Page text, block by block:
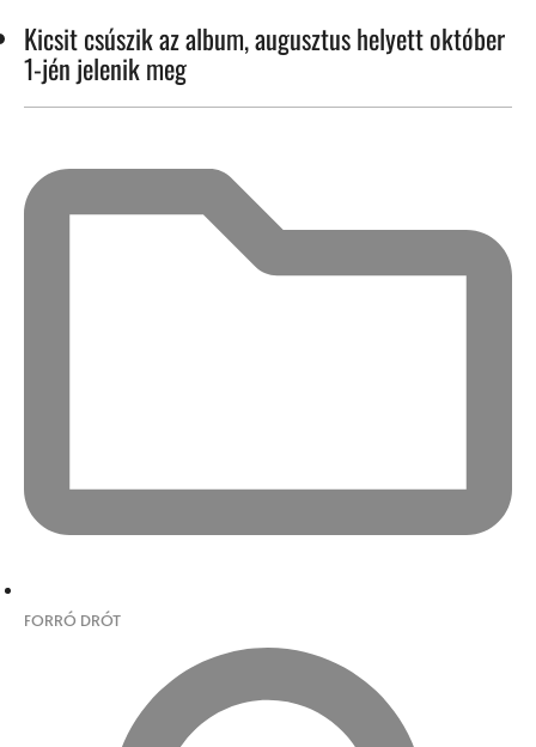
Kicsit csúszik az album, augusztus helyett október
1-jén jelenik meg
FORRÓ DRÓT